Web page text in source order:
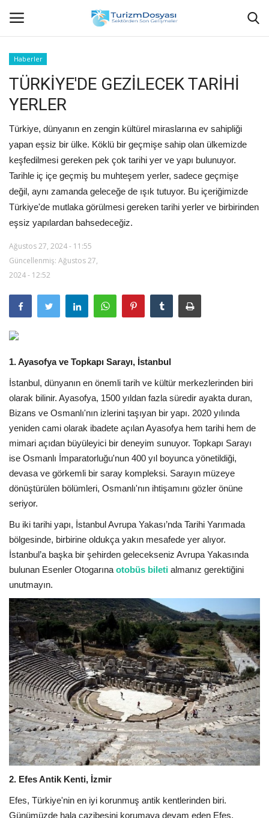
Anasayfa
Bize Ulaşın
Künye
Halil ÖNCÜ kimdir?
KVKK Aydınlatma Metni
Görüntülü
Araştırma - İnceleme
Lezzet Durakları
Röportajlar
Gezi - Yorum
Sizlerden Gelenler
Yorumlar
Video Tanıtım
Köşe Yazarları
Galeri
Haberler
TÜRKİYE'DE GEZİLECEK TARİHİ
YERLER
Türkiye, dünyanın en zengin kültürel miraslarına ev sahipliği
yapan eşsiz bir ülke. Köklü bir geçmişe sahip olan ülkemizde
keşfedilmesi gereken pek çok tarihi yer ve yapı bulunuyor.
Tarihle iç içe geçmiş bu muhteşem yerler, sadece geçmişe
değil, aynı zamanda geleceğe de ışık tutuyor. Bu içeriğimizde
Türkiye'de mutlaka görülmesi gereken tarihi yerler ve birbirinden
eşsiz yapılardan bahsedeceğiz.
Ağustos 27, 2024 - 11:55
Güncellenmiş: Ağustos 27,
2024 - 12:52
1. Ayasofya ve Topkapı Sarayı, İstanbul
İstanbul, dünyanın en önemli tarih ve kültür merkezlerinden biri
olarak bilinir. Ayasofya, 1500 yıldan fazla süredir ayakta duran,
Bizans ve Osmanlı'nın izlerini taşıyan bir yapı. 2020 yılında
yeniden cami olarak ibadete açılan Ayasofya hem tarihi hem de
mimari açıdan büyüleyici bir deneyim sunuyor. Topkapı Sarayı
ise Osmanlı İmparatorluğu'nun 400 yıl boyunca yönetildiği,
devasa ve görkemli bir saray kompleksi. Sarayın müzeye
dönüştürülen bölümleri, Osmanlı'nın ihtişamını gözler önüne
seriyor.
Bu iki tarihi yapı, İstanbul Avrupa Yakası’nda Tarihi Yarımada
bölgesinde, birbirine oldukça yakın mesafede yer alıyor.
İstanbul’a başka bir şehirden gelecekseniz Avrupa Yakasında
bulunan Esenler Otogarına otobüs bileti almanız gerektiğini
unutmayın.
2. Efes Antik Kenti, İzmir
Efes, Türkiye'nin en iyi korunmuş antik kentlerinden biri.
Günümüzde hala cazibesini korumaya devam eden Efes,